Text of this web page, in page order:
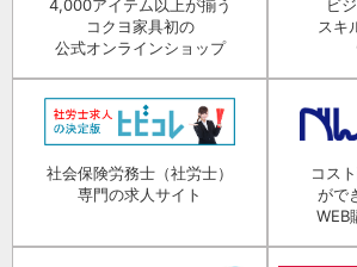
4,000アイテム以上が揃う
コクヨ家具初の
公式オンラインショップ
ビ
スキ
社会保険労務士（社労士）
専門の求人サイト
コス
がで
WEB